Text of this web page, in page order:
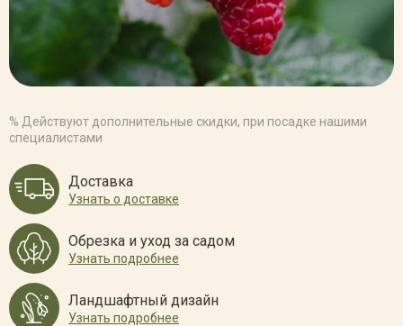
% Действуют дополнительные скидки, при посадке нашими
специалистами
Доставка
Узнать о доставке
Обрезка и уход за садом
Узнать подробнее
Ландшафтный дизайн
Узнать подробнее